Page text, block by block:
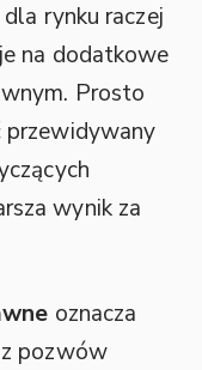
rynku raczej
na dodatkowe
Prosto
przewidywany
wynik za
oznacza
pozwów